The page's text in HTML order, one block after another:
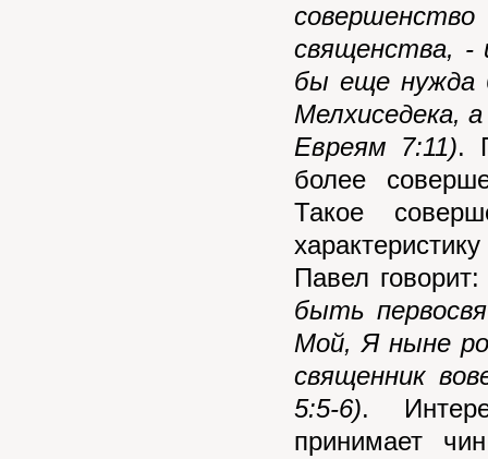
священства, -
бы еще нужда
Мелхиседека,
Евреям 7:11).
более
Такое
Павел
быть
Мой, Я ныне
священник
5:5-6).
принимает